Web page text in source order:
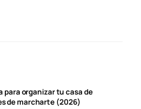
para organizar tu casa de
de marcharte (2026)